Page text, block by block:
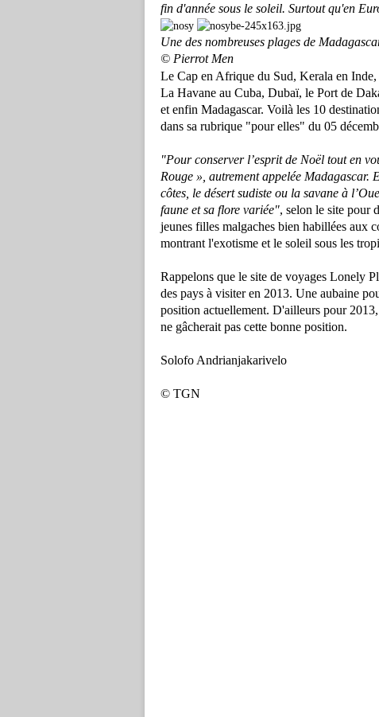
fin d'année sous le soleil. Surtout qu'en
Une des nombreuses plages de
© Pierrot Men
Le Cap en Afrique du Sud, Kerala en
La Havane au Cuba, Dubaï, le Port de
et enfin Madagascar. Voilà les 10
dans sa rubrique "pour elles" du 05
"Pour conserver l’esprit de Noël tout en
Rouge », autrement appelée Madagascar.
côtes, le désert sudiste ou la savane à
faune et sa flore variée", selon le site pour
jeunes filles malgaches bien habillées aux
montrant l'exotisme et le soleil sous les
Rappelons que le site de voyages Lonely
des pays à visiter en 2013. Une aubaine
position actuellement. D'ailleurs pour
ne gâcherait pas cette bonne position.
Solofo Andrianjakarivelo
© TGN